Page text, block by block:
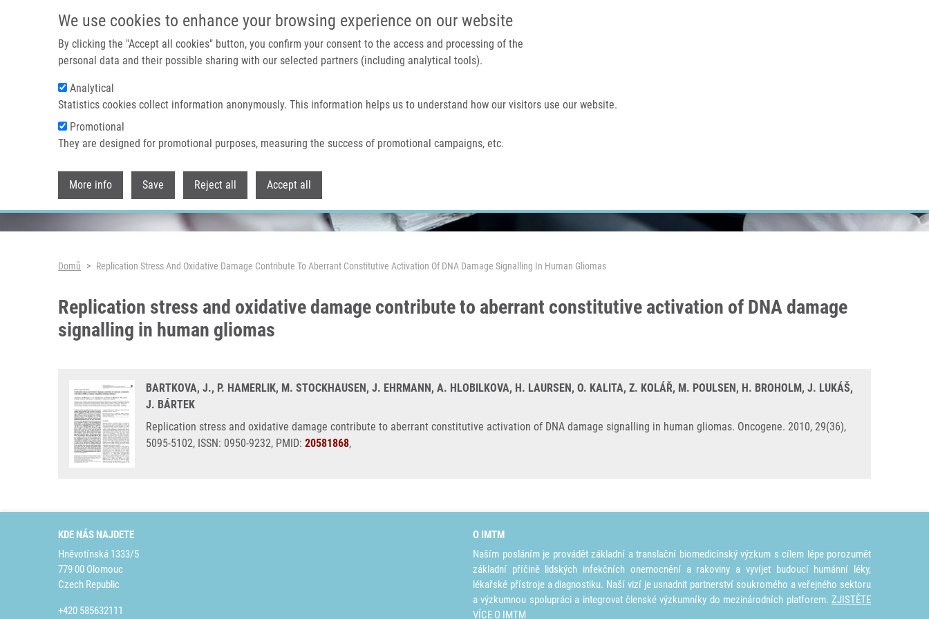
We use cookies to enhance your browsing experience on our website
By clicking the "Accept all cookies" button, you confirm your consent to the access and processing of the
personal data and their possible sharing with our selected partners (including analytical tools).
Analytical
Statistics cookies collect information anonymously. This information helps us to understand how our visitors use our website.
Promotional
They are designed for promotional purposes, measuring the success of promotional campaigns, etc.
More info Save Reject all Accept all
IMTM PORTÁL
Domů O nás
Header image
Drobečková navigace
Domů Replication Stress And Oxidative Damage Contribute To Aberrant Constitutive Activation Of DNA Damage Signalling In Human Gliomas
Replication stress and oxidative damage contribute to aberrant constitutive activation of DNA damage
signalling in human gliomas
BARTKOVA, J., P. HAMERLIK, M. STOCKHAUSEN, J. EHRMANN, A. HLOBILKOVA, H. LAURSEN, O. KALITA, Z. KOLÁŘ, M. POULSEN, H. BROHOLM, J. LUKÁŠ,
J. BÁRTEK
Replication stress and oxidative damage contribute to aberrant constitutive activation of DNA damage signalling in human gliomas. Oncogene. 2010, 29(36),
5095-5102, ISSN: 0950-9232, PMID: 20581868,
KDE NÁS NAJDETE
Hněvotínská 1333/5
779 00 Olomouc
Czech Republic
+420 585632111
O IMTM
Naším posláním je provádět základní a translační biomedicínský výzkum s cílem lépe porozumět
základní příčině lidských infekčních onemocnění a rakoviny a vyvíjet budoucí humánní léky,
lékařské přístroje a diagnostiku. Naší vizí je usnadnit partnerství soukromého a veřejného sektoru
a výzkumnou spolupráci a integrovat členské výzkumníky do mezinárodních platforem. ZJISTĚTE
VÍCE O IMTM